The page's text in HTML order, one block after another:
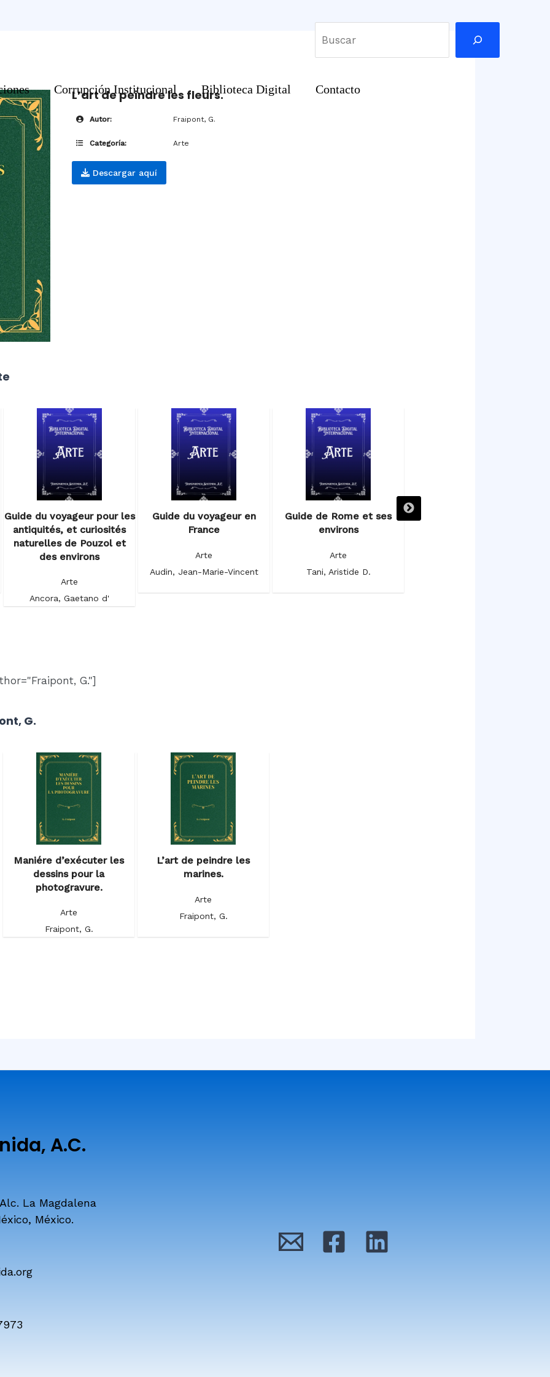
Corrupción Institucional Biblioteca Digital Contacto
L’art de peindre les fleurs.
Autor: Fraipont, G.
Categoría: Arte
Descargar aquí
Guide du voyageur pour les
antiquités, et curiosités
naturelles de Pouzol et
des environs
Arte
Ancora, Gaetano d'
Guide du voyageur en
France
Arte
Audin, Jean-Marie-Vincent
Guide de Rome et ses
environs
Arte
Tani, Aristide D.
Guida per osservare con
G."]
G.
Maniére d’exécuter les
dessins pour la
photogravure.
Arte
Fraipont, G.
L’art de peindre les
marines.
Arte
Fraipont, G.
A.C.
La Magdalena
México.